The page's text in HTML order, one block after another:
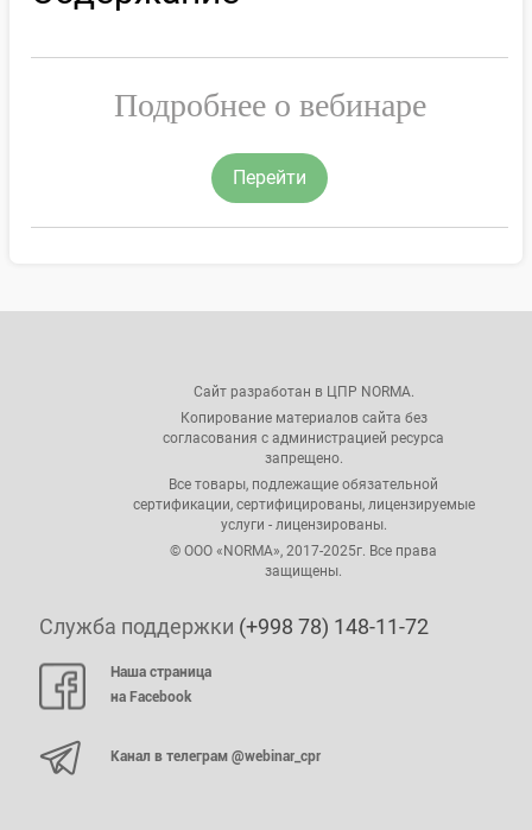
Подробнее о вебинаре
Перейти
Сайт разработан в ЦПР NORMA.
Копирование материалов сайта без
согласования с администрацией ресурса
запрещено.
Все товары, подлежащие обязательной
сертификации, сертифицированы, лицензируемые
услуги - лицензированы.
© ООО «NORMA», 2017-2025г. Все права
защищены.
Служба поддержки (+998 78) 148-11-72
Наша страница
на Facebook
Канал в телеграм @webinar_cpr